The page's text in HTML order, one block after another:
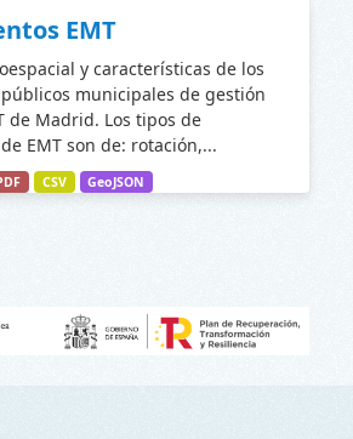
EMT
y características de los
municipales de gestión
de Madrid. Los tipos de
EMT son de: rotación,...
CSV GeoJSON